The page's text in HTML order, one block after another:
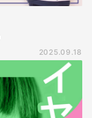
2025.09.18